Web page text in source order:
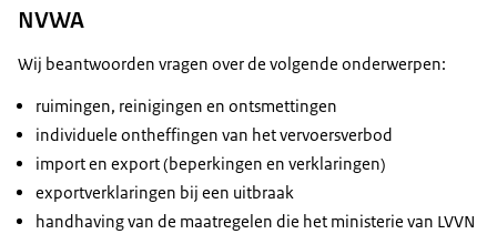
NVWA
Wij beantwoorden vragen over de volgende onderwerpen:
ruimingen, reinigingen en ontsmettingen
individuele ontheffingen van het vervoersverbod
import en export (beperkingen en verklaringen)
exportverklaringen bij een uitbraak
handhaving van de maatregelen die het ministerie van LVVN